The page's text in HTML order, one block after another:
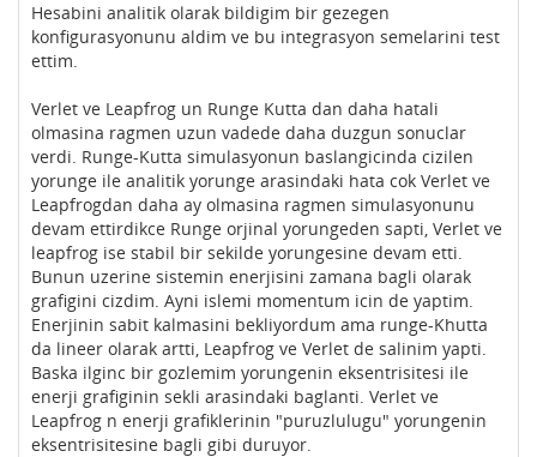
Hesabini analitik olarak bildigim bir gezegen
konfigurasyonunu aldim ve bu integrasyon semelarini test
ettim.
Verlet ve Leapfrog un Runge Kutta dan daha hatali
olmasina ragmen uzun vadede daha duzgun sonuclar
verdi. Runge-Kutta simulasyonun baslangicinda cizilen
yorunge ile analitik yorunge arasindaki hata cok Verlet ve
Leapfrogdan daha ay olmasina ragmen simulasyonunu
devam ettirdikce Runge orjinal yorungeden sapti, Verlet ve
leapfrog ise stabil bir sekilde yorungesine devam etti.
Bunun uzerine sistemin enerjisini zamana bagli olarak
grafigini cizdim. Ayni islemi momentum icin de yaptim.
Enerjinin sabit kalmasini bekliyordum ama runge-Khutta
da lineer olarak artti, Leapfrog ve Verlet de salinim yapti.
Baska ilginc bir gozlemim yorungenin eksentrisitesi ile
enerji grafiginin sekli arasindaki baglanti. Verlet ve
Leapfrog n enerji grafiklerinin "puruzlulugu" yorungenin
eksentrisitesine bagli gibi duruyor.